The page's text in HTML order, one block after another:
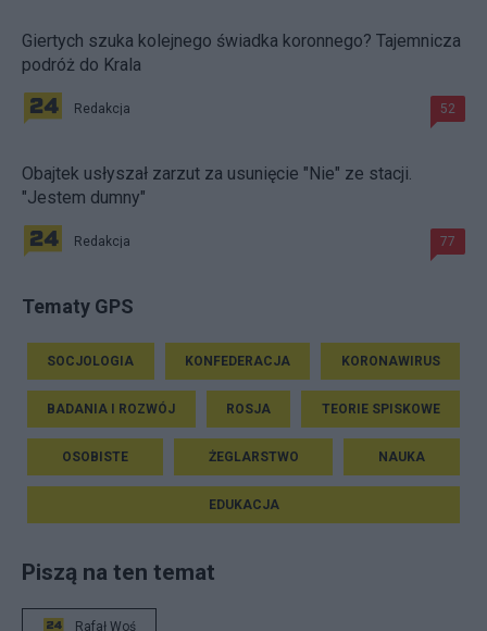
Giertych szuka kolejnego świadka koronnego? Tajemnicza
podróż do Krala
Redakcja 52
Obajtek usłyszał zarzut za usunięcie "Nie" ze stacji.
"Jestem dumny"
Redakcja 77
Tematy GPS
SOCJOLOGIA KONFEDERACJA KORONAWIRUS
BADANIA I ROZWÓJ ROSJA TEORIE SPISKOWE
OSOBISTE ŻEGLARSTWO NAUKA
EDUKACJA
Piszą na ten temat
Rafał Woś